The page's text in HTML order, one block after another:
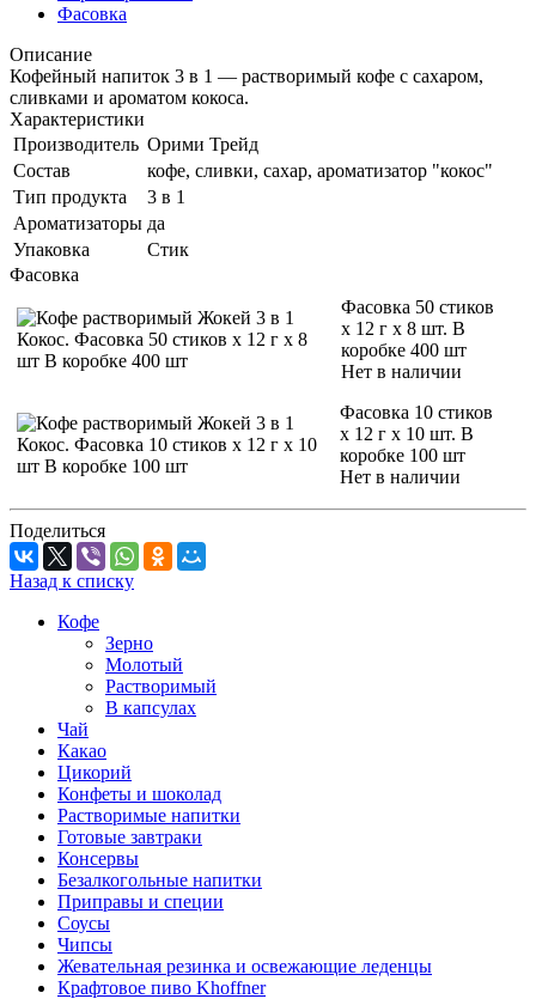
Фасовка
Описание
Кофейный напиток 3 в 1 — растворимый кофе с сахаром,
сливками и ароматом кокоса.
Характеристики
Производитель Орими Трейд
Состав
кофе, сливки, сахар, ароматизатор "кокос"
Тип продукта
3 в 1
Ароматизаторы да
Упаковка
Стик
Фасовка
Фасовка 50 стиков
х 12 г х 8 шт. В
коробке 400 шт
Нет в наличии
Фасовка 10 стиков
х 12 г х 10 шт. В
коробке 100 шт
Нет в наличии
Поделиться
Назад к списку
Кофе
Зерно
Молотый
Растворимый
В капсулах
Чай
Какао
Цикорий
Конфеты и шоколад
Растворимые напитки
Готовые завтраки
Консервы
Безалкогольные напитки
Приправы и специи
Соусы
Чипсы
Жевательная резинка и освежающие леденцы
Крафтовое пиво Khoffner